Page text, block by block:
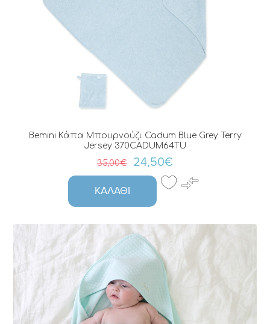
Bemini Κάπα Μπουρνούζι Cadum Blue Grey Terry
Jersey 370CADUM64TU
35,00€
24,50€
ΚΑΛΆΘΙ